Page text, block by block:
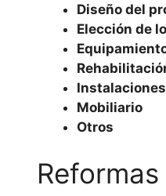
Diseño del
Elección de
Mobiliario
Otros